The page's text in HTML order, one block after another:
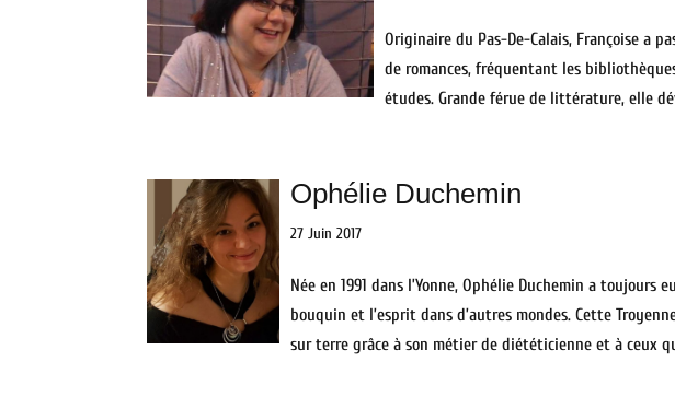
Originaire du Pas-De-Calais, Françoise a
de romances, fréquentant les
études. Grande férue de littérature, elle
Ophélie Duchemin
27 Juin 2017
Née en 1991 dans l’Yonne, Ophélie Duchemin a
bouquin et l’esprit dans d’autres mondes. Cette
sur terre grâce à son métier de diététicienne et à ceux